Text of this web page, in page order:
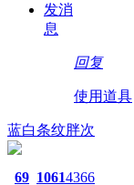
发消
息
回复
使用道具
蓝白条纹胖次
69 10614366